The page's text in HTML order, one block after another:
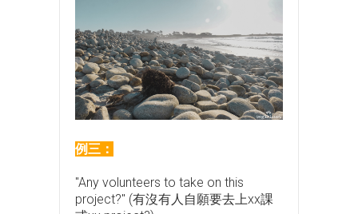
例三：
"Any volunteers to take on this
project?" (有沒有人自願要去上xx課